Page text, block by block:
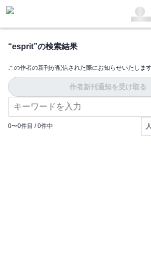
“esprit”の検索結果
この作者の新刊が配信された際にお知らせいたします
作者新刊通知を受け取る
0〜0件目 / 0件中